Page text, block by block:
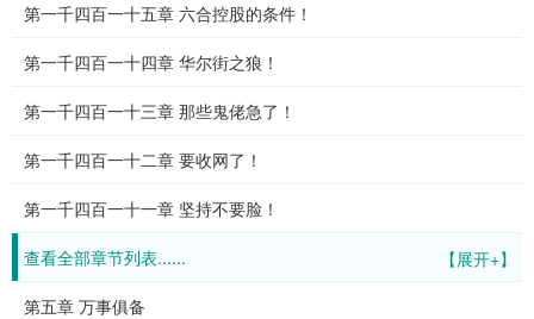
第一千四百一十五章 六合控股的条件！
第一千四百一十四章 华尔街之狼！
第一千四百一十三章 那些鬼佬急了！
第一千四百一十二章 要收网了！
第一千四百一十一章 坚持不要脸！
【展开+】
查看全部章节列表......
第五章 万事俱备